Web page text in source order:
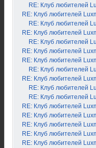
RE: Клуб любителей
RE: Клуб любителей
RE: Клуб любителей
RE: Клуб любителей
RE: Клуб любителей
RE: Клуб любителей
RE: Клуб любителей
RE: Клуб любителей
RE: Клуб любителей
RE: Клуб любителей
RE: Клуб любителей
RE: Клуб любителей
RE: Клуб любителей
RE: Клуб любителей
RE: Клуб любителей
RE: Клуб любителей